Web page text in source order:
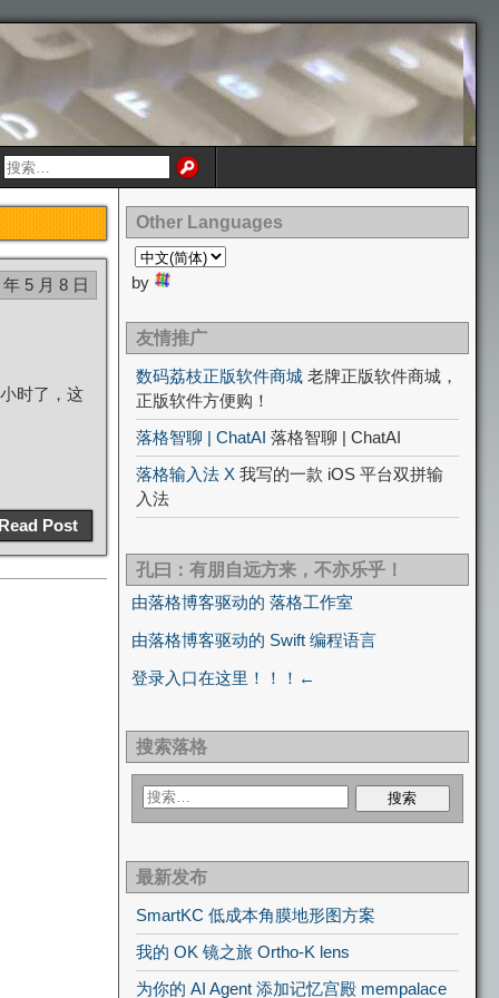
5 月 8 日
时了，这
Post
Other Languages
by
友情推广
数码荔枝正版软件商城 老牌正版软件商城，
正版软件方便购！
落格智聊 | ChatAI 落格智聊 | ChatAI
落格输入法 X 我写的一款 iOS 平台双拼输
入法
孔曰：有朋自远方来，不亦乐乎！
由落格博客驱动的 落格工作室
由落格博客驱动的 Swift 编程语言
登录入口在这里！！！←
搜索落格
最新发布
SmartKC 低成本角膜地形图方案
我的 OK 镜之旅 Ortho-K lens
为你的 AI Agent 添加记忆宫殿 mempalace